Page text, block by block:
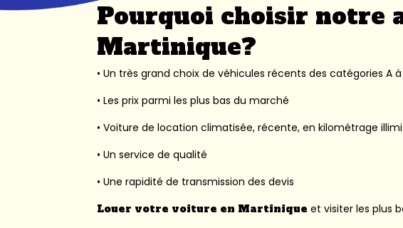
Pourquoi choisir notre
Martinique?
• Un très grand choix de véhicules récents des catégories A
• Les prix parmi les plus bas du marché
• Voiture de location climatisée, récente, en kilométrage
• Un service de qualité
• Une rapidité de transmission des devis
Louer votre voiture en Martinique et visiter les plus